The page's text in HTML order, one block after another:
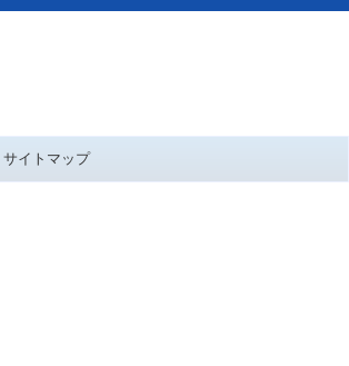
サイトマップ